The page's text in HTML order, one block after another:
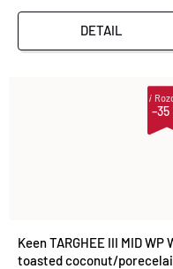
DETAIL
–35
i
Keen TARGHEE III MID WP
toasted coconut/